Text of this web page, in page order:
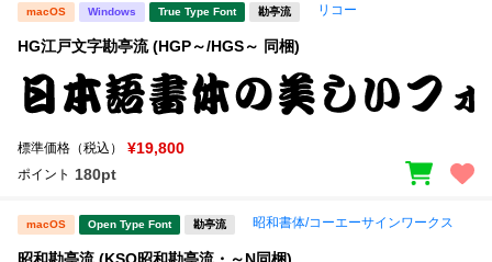
macOS Windows True Type Font 勘亭流 リコー
HG江戸文字勘亭流 (HGP～/HGS～ 同梱)
標準価格（税込） ¥19,800
ポイント 180pt
macOS Open Type Font 勘亭流 昭和書体/コーエーサインワークス